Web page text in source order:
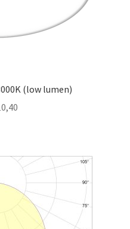
(low lumen)